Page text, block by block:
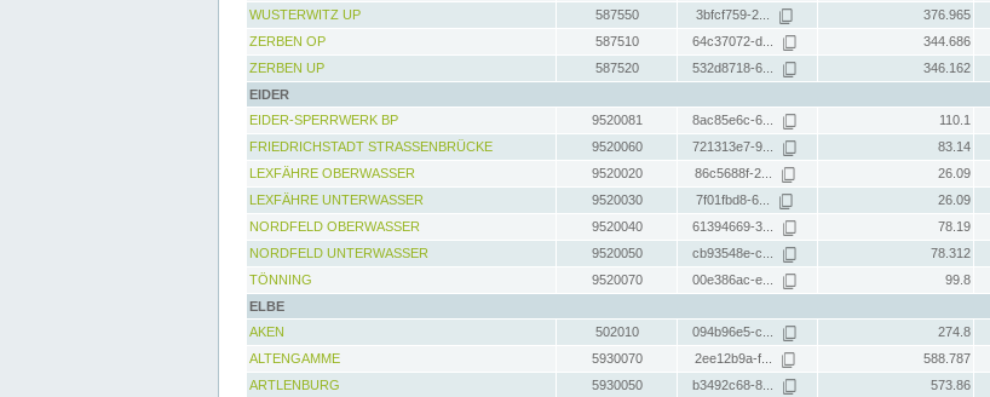
WUSTERWITZ UP
587550 3bfcf759-2... 376.965
ZERBEN OP
587510 64c37072-d... 344.686
ZERBEN UP
587520 532d8718-6... 346.162
EIDER
EIDER-SPERRWERK BP
9520081 8ac85e6c-6... 110.1
FRIEDRICHSTADT STRASSENBRÜCKE
9520060 721313e7-9... 83.14
LEXFÄHRE OBERWASSER
9520020 86c5688f-2... 26.09
LEXFÄHRE UNTERWASSER
9520030 7f01fbd8-6... 26.09
NORDFELD OBERWASSER
9520040 61394669-3... 78.19
NORDFELD UNTERWASSER
9520050 cb93548e-c... 78.312
TÖNNING
9520070 00e386ac-e... 99.8
ELBE
AKEN
502010 094b96e5-c... 274.8
ALTENGAMME
5930070 2ee12b9a-f... 588.787
ARTLENBURG
5930050 b3492c68-8... 573.86